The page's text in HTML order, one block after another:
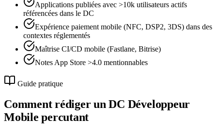
Applications publiées avec >10k utilisateurs actifs
référencées dans le DC
Expérience paiement mobile (NFC, DSP2, 3DS) dans des
contextes réglementés
Maîtrise CI/CD mobile (Fastlane, Bitrise)
Notes App Store >4.0 mentionnables
Guide pratique
Comment rédiger un DC Développeur
Mobile percutant